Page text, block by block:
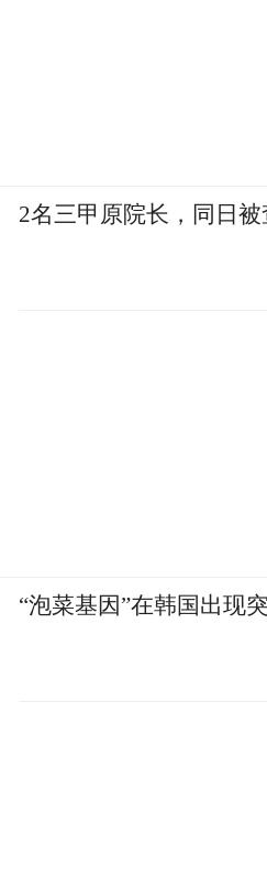
2名三甲原院长，同日被
“泡菜基因”在韩国出现